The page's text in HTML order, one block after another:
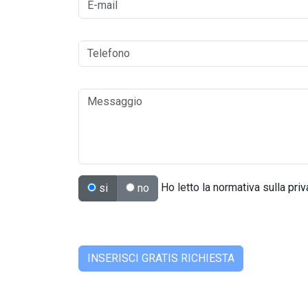
si no Ho letto la normativa sulla